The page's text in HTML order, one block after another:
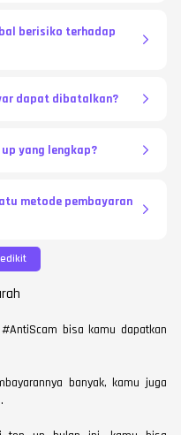
berisiko terhadap
dapat dibatalkan?
yang lengkap?
metode pembayaran
bisa kamu dapatkan
banyak, kamu juga